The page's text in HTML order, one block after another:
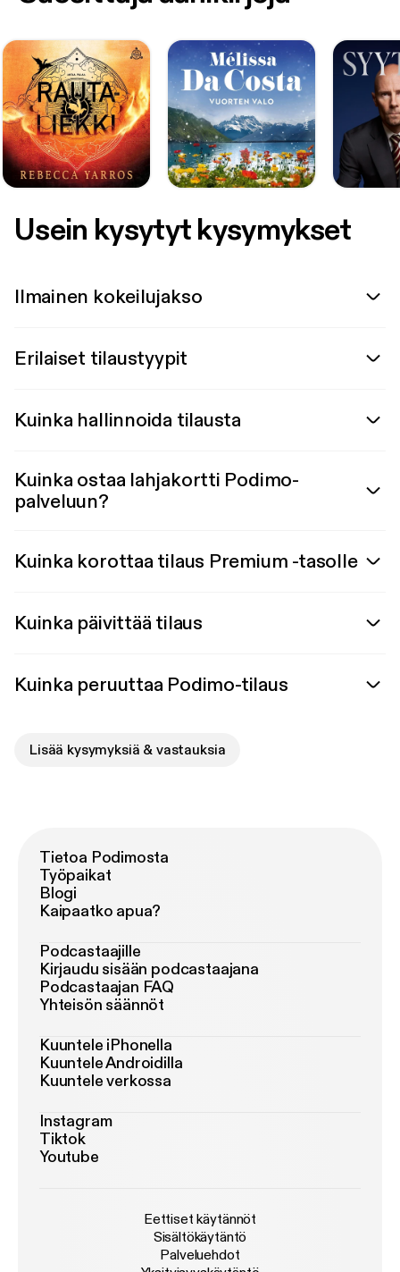
Usein kysytyt kysymykset
Ilmainen kokeilujakso
Erilaiset tilaustyypit
Kuinka hallinnoida tilausta
Kuinka ostaa lahjakortti Podimo-
palveluun?
Kuinka korottaa tilaus Premium -tasolle
Kuinka päivittää tilaus
Kuinka peruuttaa Podimo-tilaus
Lisää kysymyksiä & vastauksia
Tietoa Podimosta
Työpaikat
Blogi
Kaipaatko apua?
Podcastaajille
Kirjaudu sisään podcastaajana
Podcastaajan FAQ
Yhteisön säännöt
Kuuntele iPhonella
Kuuntele Androidilla
Kuuntele verkossa
Instagram
Tiktok
Youtube
Eettiset käytännöt
Sisältökäytäntö
Palveluehdot